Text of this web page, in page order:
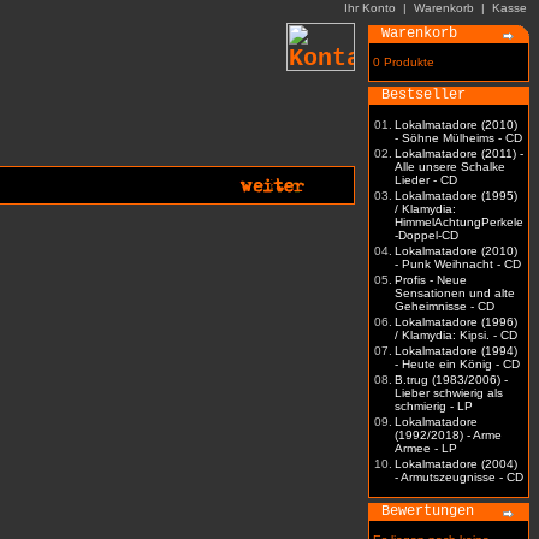
Ihr Konto | Warenkorb | Kasse
Warenkorb
0 Produkte
Bestseller
01.
Lokalmatadore (2010)
- Söhne Mülheims - CD
02. Lokalmatadore (2011) -
Alle unsere Schalke
Lieder - CD
03. Lokalmatadore (1995)
/ Klamydia:
HimmelAchtungPerkele
-Doppel-CD
04. Lokalmatadore (2010)
- Punk Weihnacht - CD
05. Profis - Neue
Sensationen und alte
Geheimnisse - CD
06. Lokalmatadore (1996)
/ Klamydia: Kipsi. - CD
07. Lokalmatadore (1994)
- Heute ein König - CD
08. B.trug (1983/2006) -
Lieber schwierig als
schmierig - LP
09. Lokalmatadore
(1992/2018) - Arme
Armee - LP
10. Lokalmatadore (2004)
- Armutszeugnisse - CD
Bewertungen